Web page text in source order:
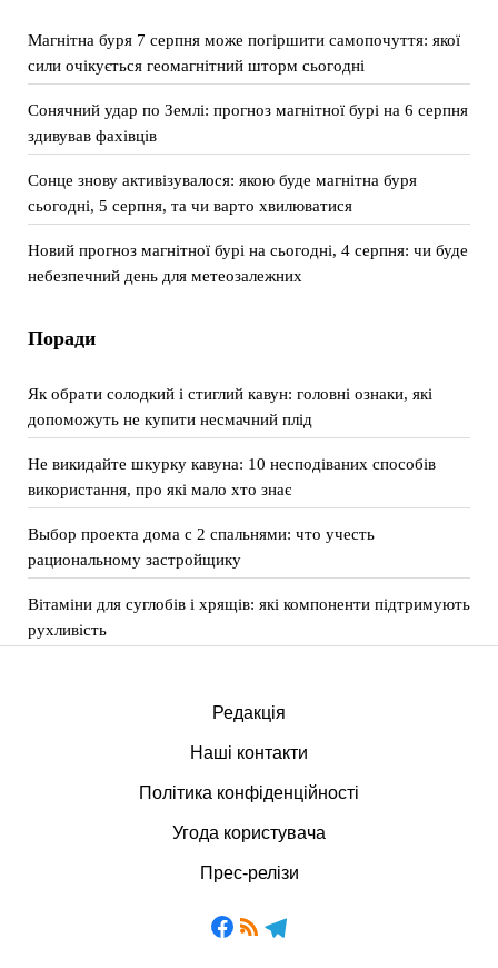
Магнітна буря 7 серпня може погіршити самопочуття: якої
сили очікується геомагнітний шторм сьогодні
Сонячний удар по Землі: прогноз магнітної бурі на 6 серпня
здивував фахівців
Сонце знову активізувалося: якою буде магнітна буря
сьогодні, 5 серпня, та чи варто хвилюватися
Новий прогноз магнітної бурі на сьогодні, 4 серпня: чи буде
небезпечний день для метеозалежних
Поради
Як обрати солодкий і стиглий кавун: головні ознаки, які
допоможуть не купити несмачний плід
Не викидайте шкурку кавуна: 10 несподіваних способів
використання, про які мало хто знає
Выбор проекта дома с 2 спальнями: что учесть
рациональному застройщику
Вітаміни для суглобів і хрящів: які компоненти підтримують
рухливість
Редакція
Наші контакти
Політика конфіденційності
Угода користувача
Прес-релізи